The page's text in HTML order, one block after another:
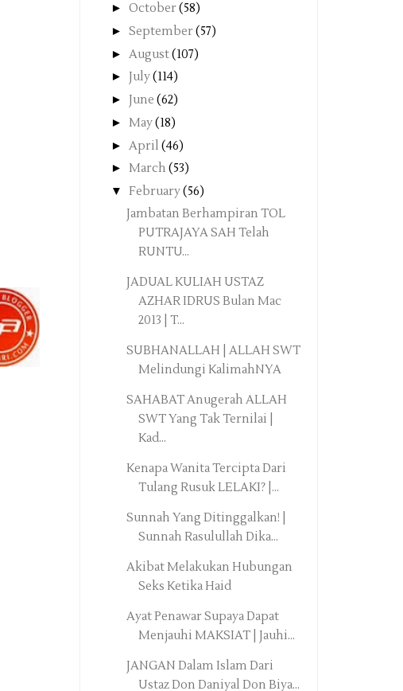
► October(58)
► September(57)
► August(107)
► July(114)
► June (62)
► May(18)
► April (46)
► March (53)
▼ February(56)
Jambatan Berhampiran TOL
PUTRAJAYA SAH Telah
RUNTU...
JADUAL KULIAH USTAZ
AZHAR IDRUS Bulan Mac
2013 | T...
SUBHANALLAH | ALLAH SWT
Melindungi KalimahNYA
SAHABAT Anugerah ALLAH
SWT Yang Tak Ternilai |
Kad...
Kenapa Wanita Tercipta Dari
Tulang Rusuk LELAKI? |...
Sunnah Yang Ditinggalkan! |
Sunnah Rasulullah Dika...
Akibat Melakukan Hubungan
Seks Ketika Haid
Ayat Penawar Supaya Dapat
Menjauhi MAKSIAT | Jauhi...
JANGAN Dalam Islam Dari
Ustaz Don Daniyal Don Biya...